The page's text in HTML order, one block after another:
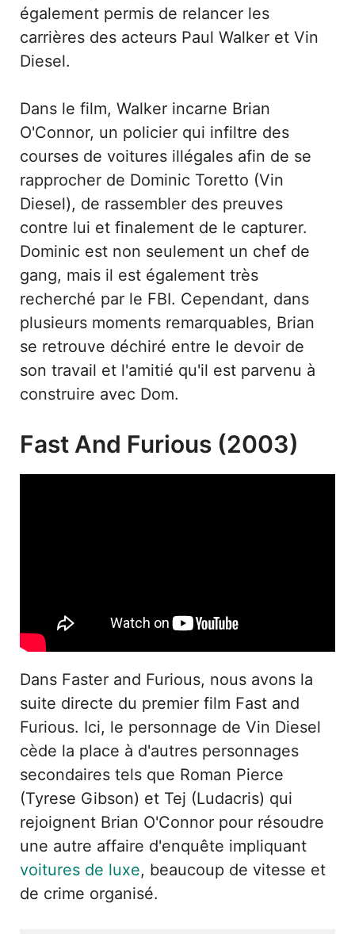
également permis de relancer les
carrières des acteurs Paul Walker et Vin
Diesel.
Dans le film, Walker incarne Brian
O'Connor, un policier qui infiltre des
courses de voitures illégales afin de se
rapprocher de Dominic Toretto (Vin
Diesel), de rassembler des preuves
contre lui et finalement de le capturer.
Dominic est non seulement un chef de
gang, mais il est également très
recherché par le FBI. Cependant, dans
plusieurs moments remarquables, Brian
se retrouve déchiré entre le devoir de
son travail et l'amitié qu'il est parvenu à
construire avec Dom.
Fast And Furious (2003)
Dans Faster and Furious, nous avons la
suite directe du premier film Fast and
Furious. Ici, le personnage de Vin Diesel
cède la place à d'autres personnages
secondaires tels que Roman Pierce
(Tyrese Gibson) et Tej (Ludacris) qui
rejoignent Brian O'Connor pour résoudre
une autre affaire d'enquête impliquant
voitures de luxe, beaucoup de vitesse et
de crime organisé.